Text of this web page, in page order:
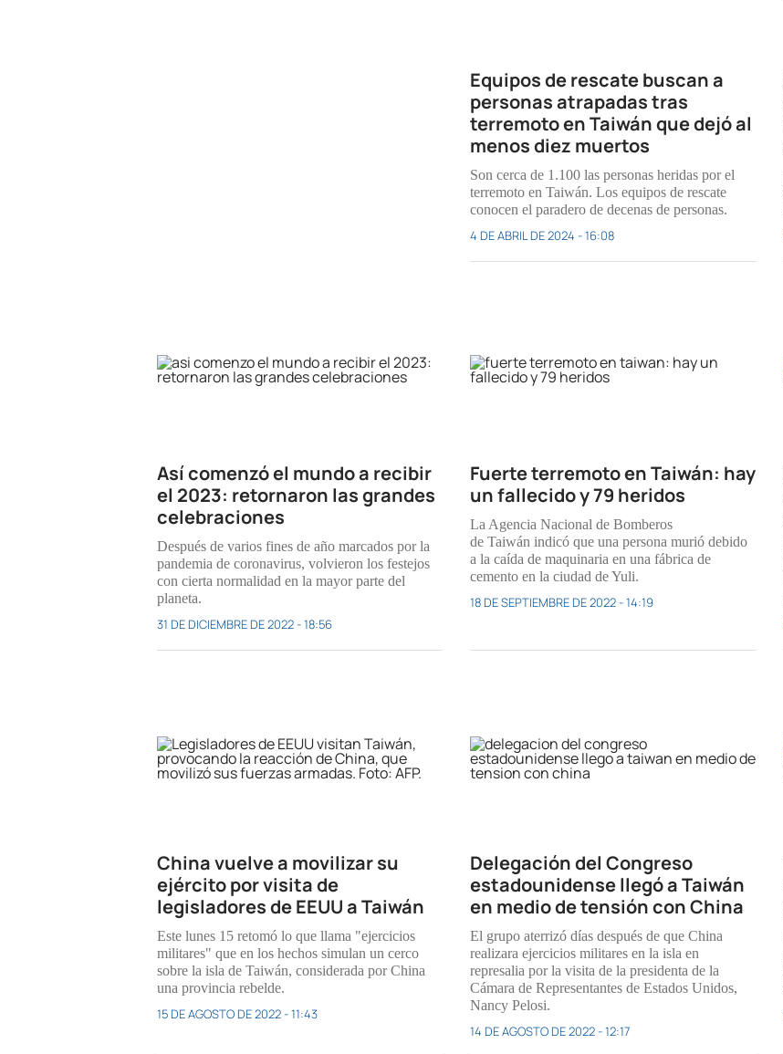
Equipos de rescate buscan a
personas atrapadas tras
terremoto en Taiwán que dejó al
menos diez muertos
Son cerca de 1.100 las personas heridas por el
terremoto en Taiwán. Los equipos de rescate
conocen el paradero de decenas de personas.
4 DE ABRIL DE 2024 - 16:08
Así comenzó el mundo a recibir
el 2023: retornaron las grandes
celebraciones
Después de varios fines de año marcados por la
pandemia de coronavirus, volvieron los festejos
con cierta normalidad en la mayor parte del
planeta.
31 DE DICIEMBRE DE 2022 - 18:56
Fuerte terremoto en Taiwán: hay
un fallecido y 79 heridos
La Agencia Nacional de Bomberos
de Taiwán indicó que una persona murió debido
a la caída de maquinaria en una fábrica de
cemento en la ciudad de Yuli.
18 DE SEPTIEMBRE DE 2022 - 14:19
China vuelve a movilizar su
ejército por visita de
legisladores de EEUU a Taiwán
Este lunes 15 retomó lo que llama "ejercicios
militares" que en los hechos simulan un cerco
sobre la isla de Taiwán, considerada por China
una provincia rebelde.
15 DE AGOSTO DE 2022 - 11:43
Delegación del Congreso
estadounidense llegó a Taiwán
en medio de tensión con China
El grupo aterrizó días después de que China
realizara ejercicios militares en la isla en
represalia por la visita de la presidenta de la
Cámara de Representantes de Estados Unidos,
Nancy Pelosi.
14 DE AGOSTO DE 2022 - 12:17